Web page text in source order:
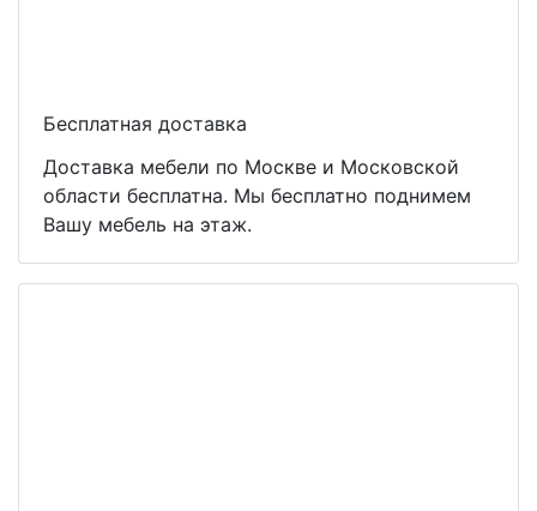
Бесплатная доставка
Доставка мебели по Москве и Московской
области бесплатна. Мы бесплатно поднимем
Вашу мебель на этаж.